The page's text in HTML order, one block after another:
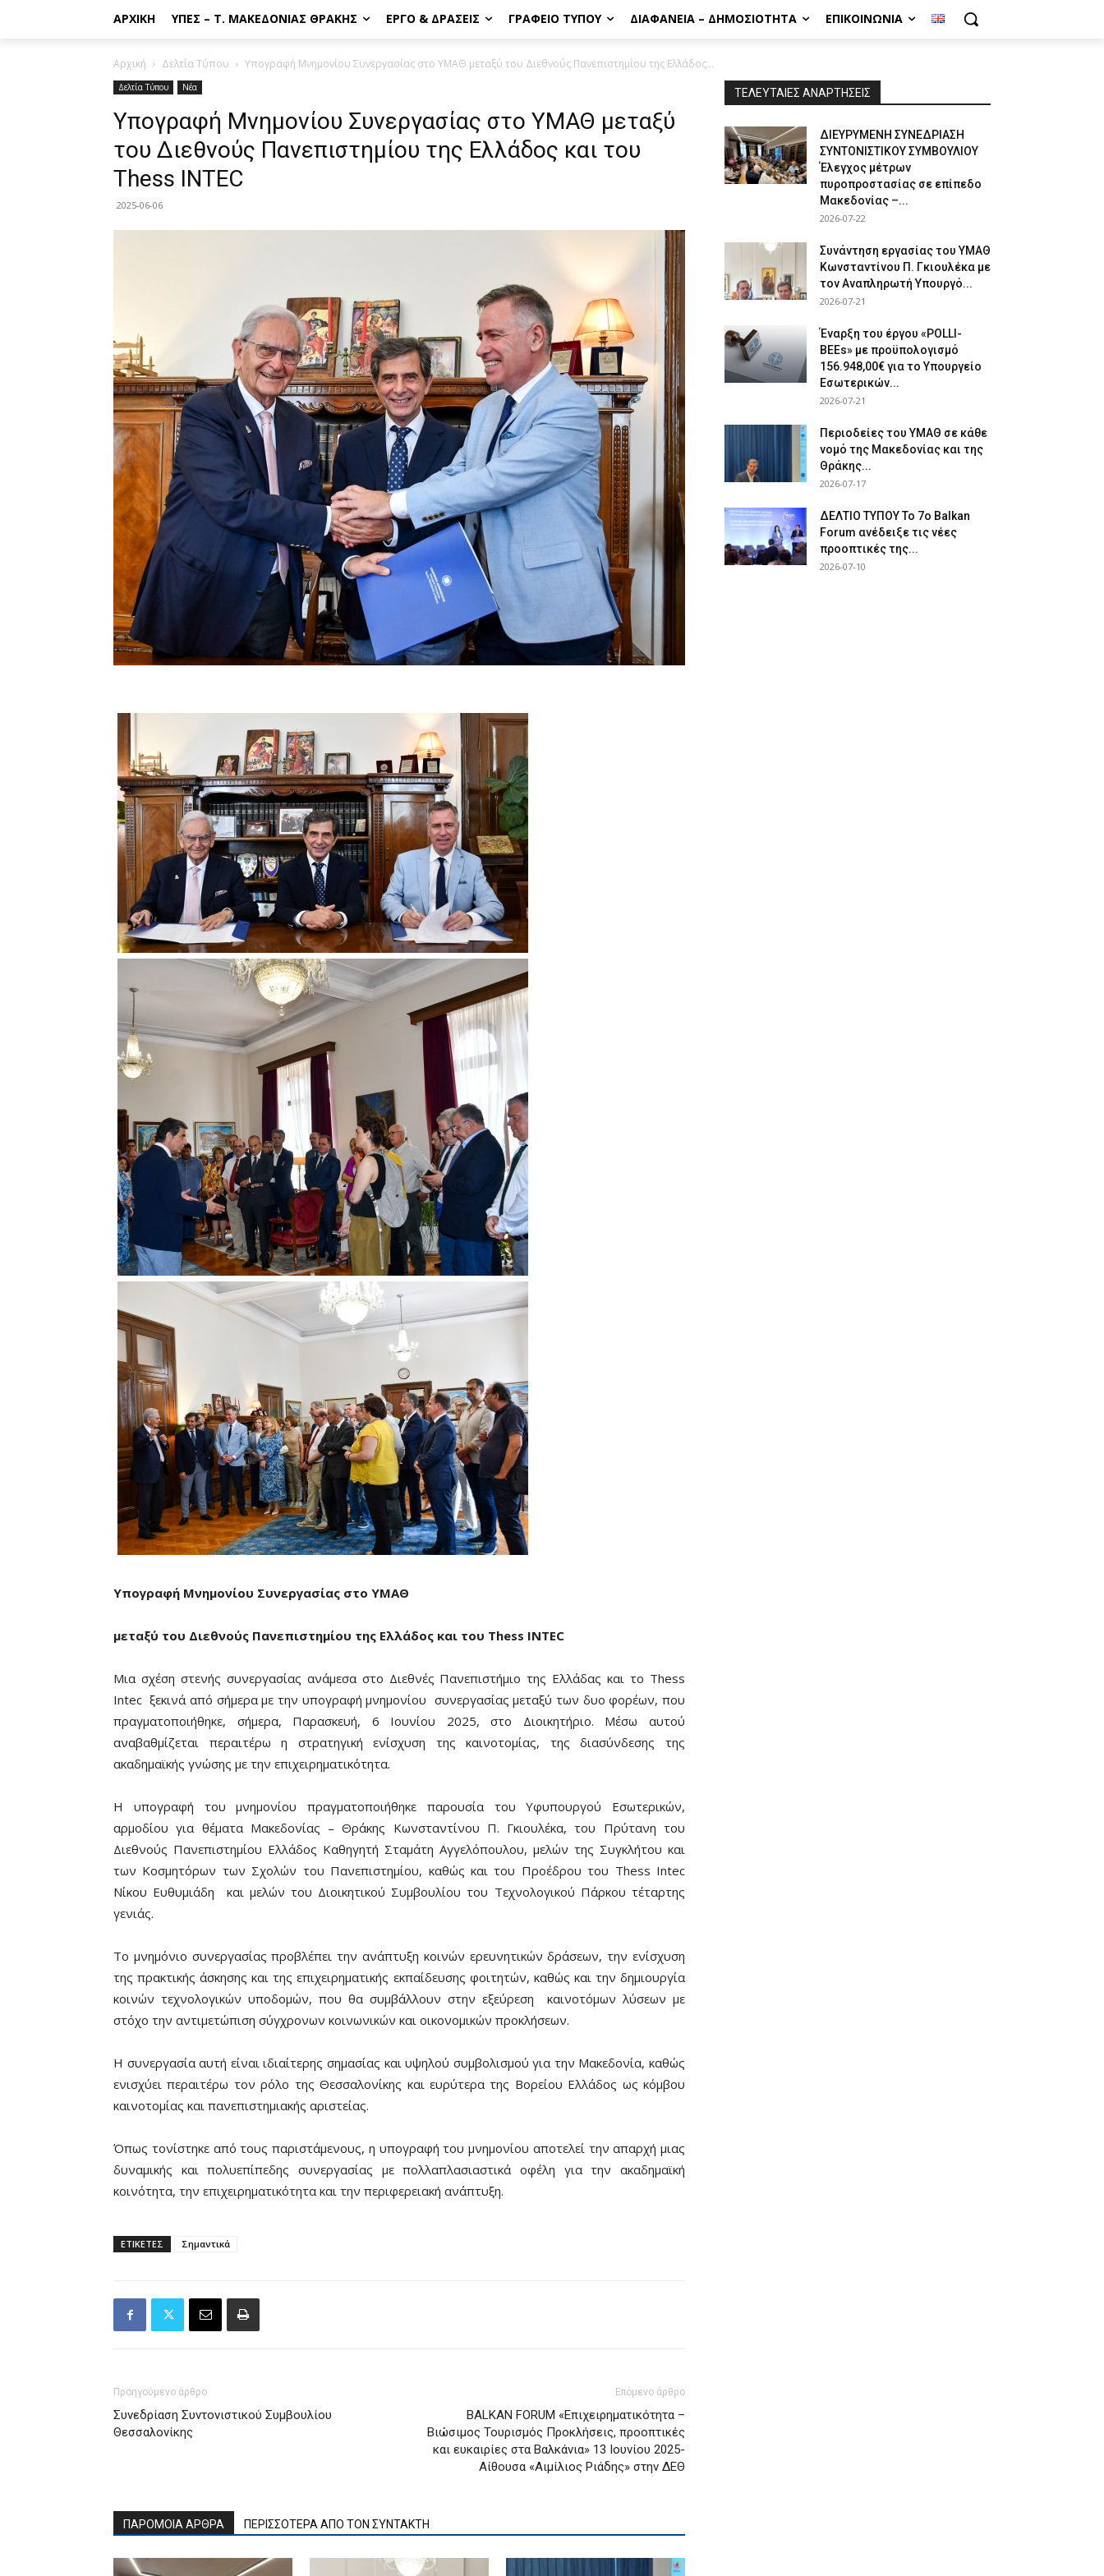
ΑΡΧΙΚΉ ΥΠΕΣ – Τ. ΜΑΚΕΔΟΝΊΑΣ ΘΡΆΚΗΣ ΈΡΓΟ & ΔΡΆΣΕΙΣ ΓΡΑΦΕΊΟ ΤΎΠΟΥ ΔΙΑΦΆΝΕΙΑ – ΔΗΜΟΣΙΌΤΗΤΑ ΕΠΙΚΟΙΝΩΝΊΑ
Αρχική Δελτία Τύπου Υπογραφή Μνημονίου Συνεργασίας στο ΥΜΑΘ μεταξύ του Διεθνούς Πανεπιστημίου της Ελλάδος...
Δελτία Τύπου Νέα
Υπογραφή Μνημονίου Συνεργασίας στο ΥΜΑΘ μεταξύ
του Διεθνούς Πανεπιστημίου της Ελλάδος και του
Thess INTEC
2025-06-06
Υπογραφή Μνημονίου Συνεργασίας στο ΥΜΑΘ
μεταξύ του Διεθνούς Πανεπιστημίου της Ελλάδος και του Thess INTEC
Μια σχέση στενής συνεργασίας ανάμεσα στο Διεθνές Πανεπιστήμιο της Ελλάδας και το Thess
Intec ξεκινά από σήμερα με την υπογραφή μνημονίου συνεργασίας μεταξύ των δυο φορέων, που
πραγματοποιήθηκε, σήμερα, Παρασκευή, 6 Ιουνίου 2025, στο Διοικητήριο. Μέσω αυτού
αναβαθμίζεται περαιτέρω η στρατηγική ενίσχυση της καινοτομίας, της διασύνδεσης της
ακαδημαϊκής γνώσης με την επιχειρηματικότητα.
Η υπογραφή του μνημονίου πραγματοποιήθηκε παρουσία του Υφυπουργού Εσωτερικών,
αρμοδίου για θέματα Μακεδονίας – Θράκης Κωνσταντίνου Π. Γκιουλέκα, του Πρύτανη του
Διεθνούς Πανεπιστημίου Ελλάδος Καθηγητή Σταμάτη Αγγελόπουλου, μελών της Συγκλήτου και
των Κοσμητόρων των Σχολών του Πανεπιστημίου, καθώς και του Προέδρου του Thess Intec
Νίκου Ευθυμιάδη και μελών του Διοικητικού Συμβουλίου του Τεχνολογικού Πάρκου τέταρτης
γενιάς.
Το μνημόνιο συνεργασίας προβλέπει την ανάπτυξη κοινών ερευνητικών δράσεων, την ενίσχυση
της πρακτικής άσκησης και της επιχειρηματικής εκπαίδευσης φοιτητών, καθώς και την δημιουργία
κοινών τεχνολογικών υποδομών, που θα συμβάλλουν στην εξεύρεση καινοτόμων λύσεων με
στόχο την αντιμετώπιση σύγχρονων κοινωνικών και οικονομικών προκλήσεων.
Η συνεργασία αυτή είναι ιδιαίτερης σημασίας και υψηλού συμβολισμού για την Μακεδονία, καθώς
ενισχύει περαιτέρω τον ρόλο της Θεσσαλονίκης και ευρύτερα της Βορείου Ελλάδος ως κόμβου
καινοτομίας και πανεπιστημιακής αριστείας.
Όπως τονίστηκε από τους παριστάμενους, η υπογραφή του μνημονίου αποτελεί την απαρχή μιας
δυναμικής και πολυεπίπεδης συνεργασίας με πολλαπλασιαστικά οφέλη για την ακαδημαϊκή
κοινότητα, την επιχειρηματικότητα και την περιφερειακή ανάπτυξη.
ΕΤΙΚΕΤΕΣ Σημαντικά
Προηγούμενο άρθρο
Συνεδρίαση Συντονιστικού Συμβουλίου
Θεσσαλονίκης
Επόμενο άρθρο
BALKAN FORUM «Επιχειρηματικότητα –
Βιώσιμος Τουρισμός Προκλήσεις, προοπτικές
και ευκαιρίες στα Βαλκάνια» 13 Ιουνίου 2025-
Αίθουσα «Αιμίλιος Ριάδης» στην ΔΕΘ
ΠΑΡΟΜΟΙΑ ΑΡΘΡΑ ΠΕΡΙΣΣΟΤΕΡΑ ΑΠΟ ΤΟΝ ΣΥΝΤΑΚΤΗ
ΤΕΛΕΥΤΑΙΕΣ ΑΝΑΡΤΗΣΕΙΣ
ΔΙΕΥΡΥΜΕΝΗ ΣΥΝΕΔΡΙΑΣΗ
ΣΥΝΤΟΝΙΣΤΙΚΟΥ ΣΥΜΒΟΥΛΙΟΥ
Έλεγχος μέτρων
πυροπροστασίας σε επίπεδο
Μακεδονίας –...
2026-07-22
Συνάντηση εργασίας του ΥΜΑΘ
Κωνσταντίνου Π. Γκιουλέκα με
τον Αναπληρωτή Υπουργό...
2026-07-21
Έναρξη του έργου «POLLI-
BEEs» με προϋπολογισμό
156.948,00€ για το Υπουργείο
Εσωτερικών...
2026-07-21
Περιοδείες του ΥΜΑΘ σε κάθε
νομό της Μακεδονίας και της
Θράκης...
2026-07-17
ΔΕΛΤΙΟ ΤΥΠΟΥ Το 7ο Balkan
Forum ανέδειξε τις νέες
προοπτικές της...
2026-07-10